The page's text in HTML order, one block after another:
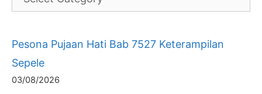
Pesona Pujaan Hati Bab 7527 Keterampilan
Sepele
03/08/2026